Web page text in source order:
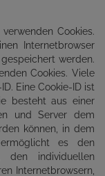
Cookies.
Internetbrowser
werden.
Cookies. Viele
Eine Cookie-ID ist
besteht aus einer
und Server dem
können, in dem
es den
den individuellen
Internetbrowsern,